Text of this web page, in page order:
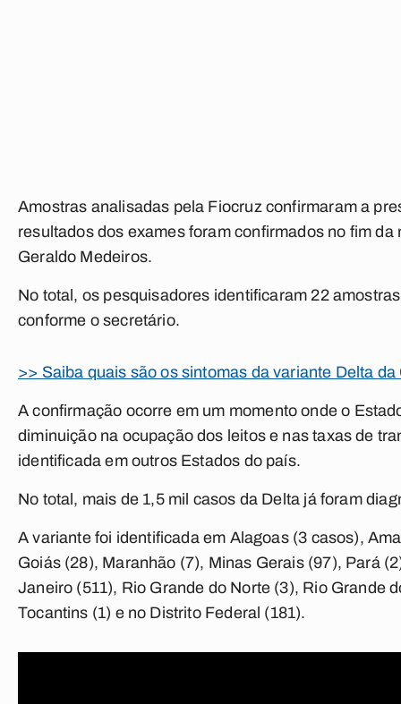
Amostras analisadas pela Fiocruz confirmaram a
resultados dos exames foram confirmados no fim
Geraldo Medeiros.
No total, os pesquisadores identificaram 22
conforme o secretário.
>> Saiba quais são os sintomas da variante Delta da
A confirmação ocorre em um momento onde o
diminuição na ocupação dos leitos e nas taxas de
identificada em outros Estados do país.
No total, mais de 1,5 mil casos da Delta já foram
A variante foi identificada em Alagoas (3 casos),
Goiás (28), Maranhão (7), Minas Gerais (97), Pará
Janeiro (511), Rio Grande do Norte (3), Rio Grande
Tocantins (1) e no Distrito Federal (181).